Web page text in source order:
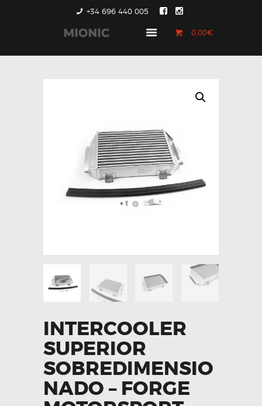
+34 696 440 005
0,00€
GENERACIÓN 1
PACEMAN
CONTACTO
INTERCOOLER
SUPERIOR
SOBREDIMENSIO
NADO – FORGE